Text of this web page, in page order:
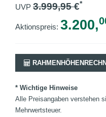
UVP 3.999,95€*
Aktionspreis: 3.200,
* Wichtige Hinweise
Alle Preisangaben verstehen
Mehrwertsteuer.